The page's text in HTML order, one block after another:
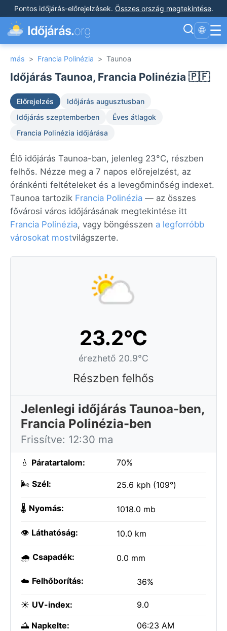
Pontos időjárás-előrejelzések. Összes ország megtekintése.
Időjárás.org 🌐 ☰
más > Francia Polinézia > Taunoa
Időjárás Taunoa, Francia Polinézia 🇵🇫
Előrejelzés
Időjárás augusztusban
Időjárás szeptemberben
Éves átlagok
Francia Polinézia időjárása
Élő időjárás Taunoa-ban, jelenleg 23°C, részben
felhős. Nézze meg a 7 napos előrejelzést, az
óránkénti feltételeket és a levegőminőség indexet.
Taunoa tartozik Francia Polinézia — az összes
fővárosi város időjárásának megtekintése itt
Francia Polinézia, vagy böngésszen a legforróbb
városokat mostvilágszerte.
23.2°C
érezhető 20.9°C
Részben felhős
Jelenlegi időjárás Taunoa-ben,
Francia Polinézia-ben
Frissítve: 12:30 ma
💧 Páratartalom: 70%
🌬️ Szél: 25.6 kph (109°)
🌡️ Nyomás: 1018.0 mb
👁️ Láthatóság: 10.0 km
🌧️ Csapadék: 0.0 mm
☁️ Felhőborítás: 36%
☀️ UV-index: 9.0
🌅 Napkelte: 06:23 AM